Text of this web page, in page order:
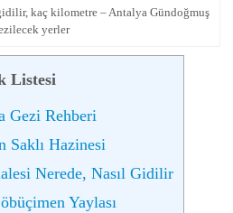
kaç kilometre – Antalya Gündoğmuş
yerler
Listesi
Gezi Rehberi
Saklı Hazinesi
Nerede, Nasıl Gidilir
Yaylası